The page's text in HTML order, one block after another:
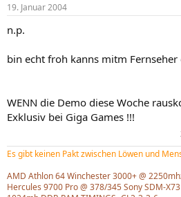
19. Januar 2004
n.p.
bin echt froh kanns mitm Fernseher
WENN die Demo diese Woche
Exklusiv bei Giga Games !!!
Es gibt keinen Pakt zwischen Löwen und
AMD Athlon 64 Winchester 3000+ @
Hercules 9700 Pro @ 378/345 Sony SDM-